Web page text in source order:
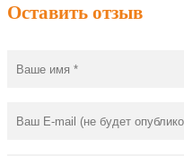
Оставить отзыв